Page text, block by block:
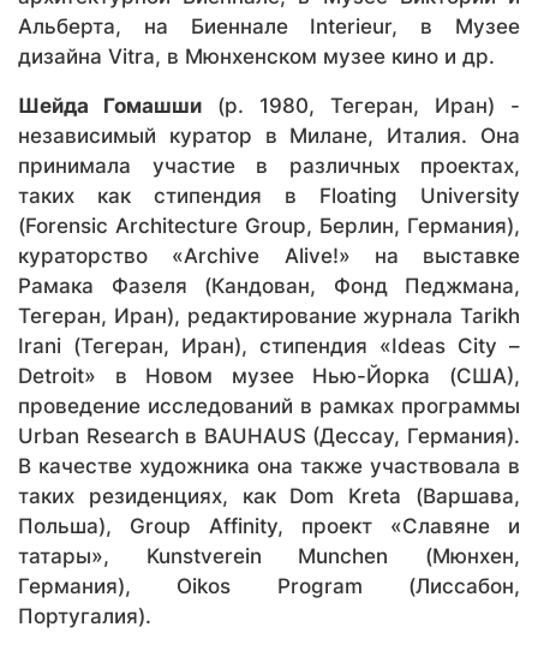
Альберта, на Биеннале Interieur, в Музее
дизайна Vitra, в Мюнхенском музее кино и др.
Шейда Гомашши (р. 1980, Тегеран, Иран) -
независимый куратор в Милане, Италия. Она
принимала участие в различных проектах,
таких как стипендия в Floating University
(Forensic Architecture Group, Берлин, Германия),
кураторство «Archive Alive!» на выставке
Рамака Фазеля (Кандован, Фонд Педжмана,
Тегеран, Иран), редактирование журнала Tarikh
Irani (Тегеран, Иран), стипендия «Ideas City –
Detroit» в Новом музее Нью-Йорка (США),
проведение исследований в рамках программы
Urban Research в BAUHAUS (Дессау, Германия).
В качестве художника она также участвовала в
таких резиденциях, как Dom Kreta (Варшава,
Польша), Group Affinity, проект «Славяне и
татары», Kunstverein Munchen (Мюнхен,
Германия), Oikos Program (Лиссабон,
Португалия).